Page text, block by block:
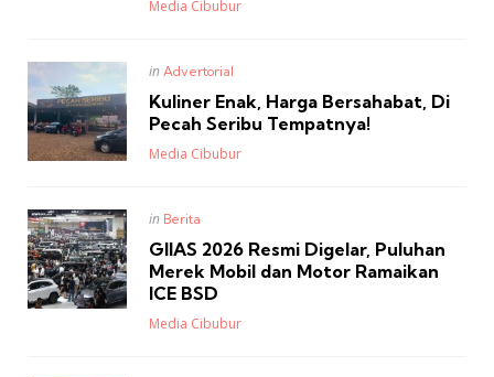
Posted
Media Cibubur
Posted
in Advertorial
Kuliner Enak, Harga Bersahabat, Di
Pecah Seribu Tempatnya!
Posted
Media Cibubur
Posted
in Berita
GIIAS 2026 Resmi Digelar, Puluhan
Merek Mobil dan Motor Ramaikan
ICE BSD
Posted
Media Cibubur